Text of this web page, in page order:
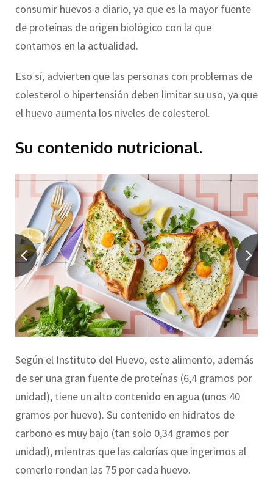
consumir huevos a diario, ya que es la mayor fuente
de proteínas de origen biológico con la que
contamos en la actualidad.
Eso sí, advierten que las personas con problemas de
colesterol o hipertensión deben limitar su uso, ya que
el huevo aumenta los niveles de colesterol.
Su contenido nutricional.
Según el Instituto del Huevo, este alimento, además
de ser una gran fuente de proteínas (6,4 gramos por
unidad), tiene un alto contenido en agua (unos 40
gramos por huevo). Su contenido en hidratos de
carbono es muy bajo (tan solo 0,34 gramos por
unidad), mientras que las calorías que ingerimos al
comerlo rondan las 75 por cada huevo.